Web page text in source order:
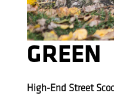
GREEN
High-End Street